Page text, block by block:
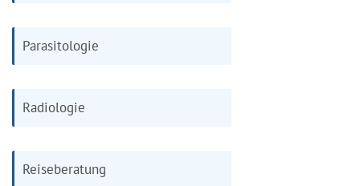
Parasitologie
Radiologie
Reiseberatung